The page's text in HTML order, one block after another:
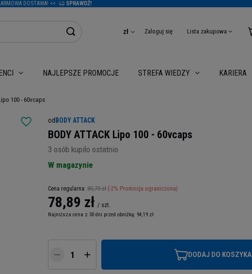
DOSTAWA! << SPRAWDŹ!
zł Zaloguj się Lista zakupowa
NAJLEPSZE PROMOCJE STREFA WIEDZY KARIERA
100 - 60vcaps
od BODY ATTACK
BODY ATTACK Lipo 100 - 60vcaps
3 osób kupiło ostatnio
W magazynie
Cena regularna: 80,79 zł (-2% Promocja ograniczona)
78,89 zł / szt.
Najniższa cena z 30 dni przed obniżką: 94,19 zł
DODAJ DO KOSZYKA